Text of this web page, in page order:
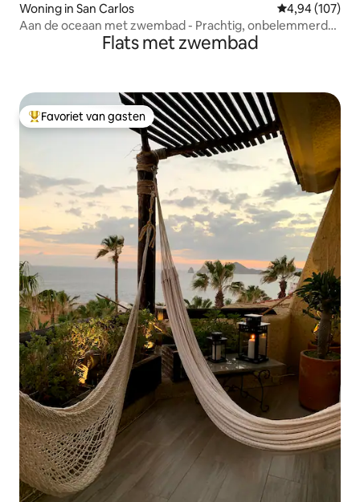
Woning in San Carlos Gemiddelde
4,94 (107)
Aan de oceaan met zwembad - Prachtig, onbelemmerd
Flats met zwembad
Topfavoriet van gasten
Favoriet van gasten